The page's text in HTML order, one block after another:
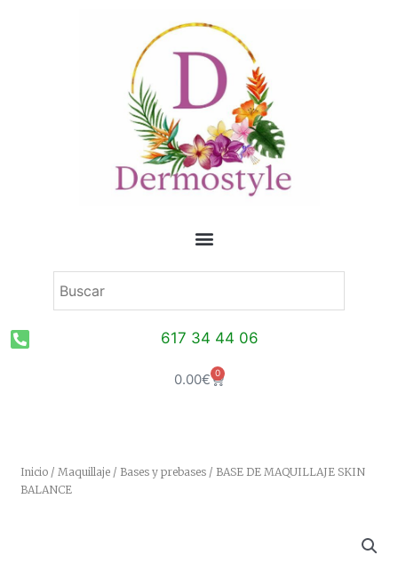
617 34 44 06
0.00€ 0 Carrito
Inicio / Maquillaje / Bases y prebases / BASE DE MAQUILLAJE SKIN
BALANCE